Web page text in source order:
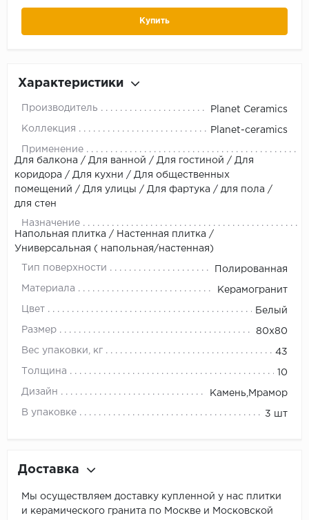
Купить
Характеристики
Производитель Planet Ceramics
Коллекция Planet-ceramics
Применение
Для балкона / Для ванной / Для гостиной / Для
коридора / Для кухни / Для общественных
помещений / Для улицы / Для фартука / для пола /
для стен
Назначение
Напольная плитка / Настенная плитка /
Универсальная ( напольная/настенная)
Тип поверхности Полированная
Материала Керамогранит
Цвет Белый
Размер 80x80
Вес упаковки, кг 43
Толщина 10
Дизайн Камень,Мрамор
В упаковке 3 шт
Доставка
Мы осуществляем доставку купленной у нас плитки
и керамического гранита по Москве и Московской